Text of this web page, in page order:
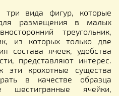
три вида фигур, которые
для размещения в малых
треугольник,
из которых только две
состава ячеек, удобства
представляют интерес.
эти крохотные существа
в качестве образца
шестигранные ячейки,